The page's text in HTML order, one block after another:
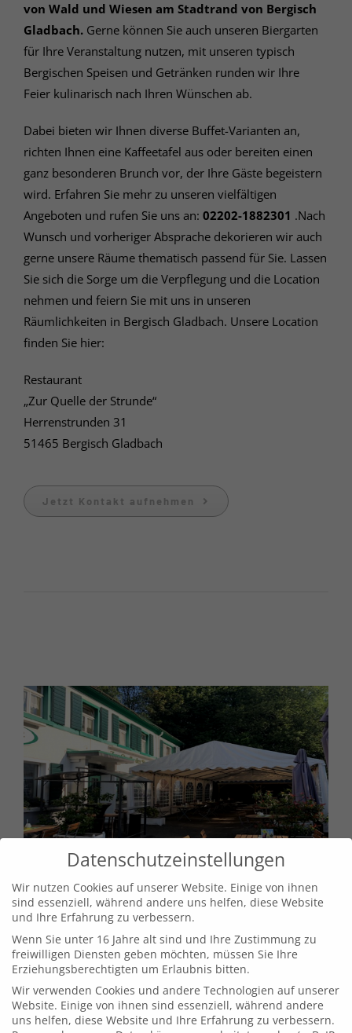
von Wald und Wiesen am Stadtrand von Bergisch
Gladbach. Gerne können Sie auch unseren Biergarten
für Ihre Veranstaltung nutzen, mit unseren typisch
Bergischen Speisen und Getränken runden wir Ihre
Feier kulinarisch nach Ihren Wünschen ab.
Dabei bieten wir Ihnen diverse Buffet-Varianten an,
richten Ihnen eine Kaffeetafel aus oder bereiten einen
ganz besonderen Brunch vor, der Ihre Gäste begeistern
wird. Erfahren Sie mehr zu unseren vielfältigen
Angeboten und rufen Sie uns an: 02202-1882301 .Nach
Wunsch und vorheriger Absprache dekorieren wir auch
gerne unsere Räume thematisch passend für Sie. Lassen
Sie sich die Sorge um die Verpflegung und die Location
nehmen und feiern Sie mit uns in unseren
Räumlichkeiten in Bergisch Gladbach. Unsere Location
finden Sie hier:
Restaurant
„Zur Quelle der Strunde“
Herrenstrunden 31
51465 Bergisch Gladbach
Jetzt Kontakt aufnehmen
Datenschutzeinstellungen
Wir nutzen Cookies auf unserer Website. Einige von ihnen
sind essenziell, während andere uns helfen, diese Website
und Ihre Erfahrung zu verbessern.
Wenn Sie unter 16 Jahre alt sind und Ihre Zustimmung zu
freiwilligen Diensten geben möchten, müssen Sie Ihre
Erziehungsberechtigten um Erlaubnis bitten.
Wir verwenden Cookies und andere Technologien auf unserer
Website. Einige von ihnen sind essenziell, während andere
uns helfen, diese Website und Ihre Erfahrung zu verbessern.